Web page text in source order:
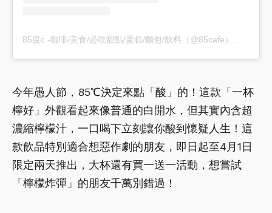
85度c -咖啡/美食/必吃甜點/蛋糕/麵包/飲料（@85cafe）分享的貼文
今年愚人節，85℃決定來點「酸」的！這款「一杯
檸好」外觀看起來像普通的白開水，但其實內含超
濃縮檸檬汁，一口喝下立刻讓你酸到懷疑人生！這
款飲品特別適合想惡作劇的朋友，即日起至4月1日
限定兩天推出，大杯還有買一送一活動，想嘗試
「檸檬炸彈」的朋友千萬別錯過！